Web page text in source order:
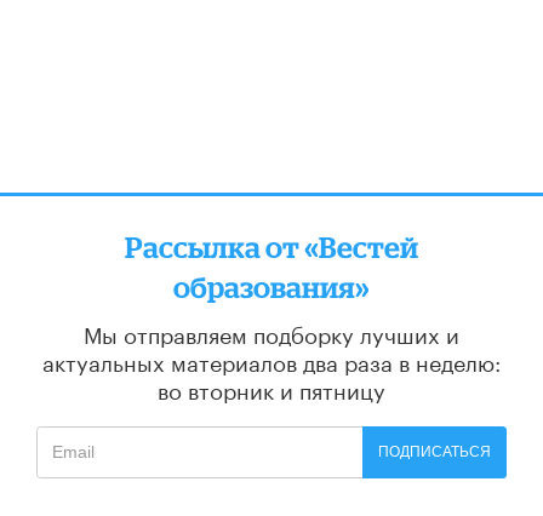
Рассылка от «Вестей
образования»
Мы отправляем подборку лучших и
актуальных материалов два раза в неделю:
во вторник и пятницу
ПОДПИСАТЬСЯ